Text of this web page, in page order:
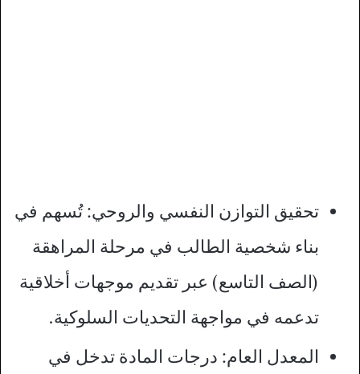
تحقيق التوازن النفسي والروحي: تُسهم في
بناء شخصية الطالب في مرحلة المراهقة
(الصف التاسع) عبر تقديم موجهات أخلاقية
تدعمه في مواجهة التحديات السلوكية.
المعدل العام: درجات المادة تدخل في